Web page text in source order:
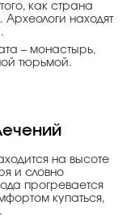
как страна
Археологи находят
– монастырь,
тюрьмой.
на высоте
и словно
прогревается
купаться,